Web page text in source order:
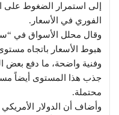
إلى استمرار الضغوط على
الفوري في الأسعار.
وقال محلل الأسواق في
وفنية واضحة، ما دفع بعض
جذب هذا المستوى أيضاً
محتملة.
وأضاف أن الدولار